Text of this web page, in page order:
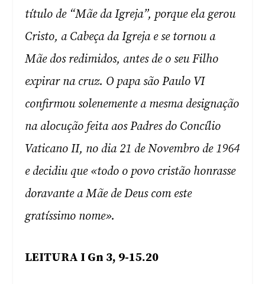
título de “Mãe da Igreja”, porque ela gerou
Cristo, a Cabeça da Igreja e se tornou a
Mãe dos redimidos, antes de o seu Filho
expirar na cruz. O papa são Paulo VI
confirmou solenemente a mesma designação
na alocução feita aos Padres do Concílio
Vaticano II, no dia 21 de Novembro de 1964
e decidiu que «todo o povo cristão honrasse
doravante a Mãe de Deus com este
gratíssimo nome».
LEITURA I Gn 3, 9-15.20